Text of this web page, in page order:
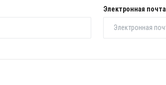
Электронная почта